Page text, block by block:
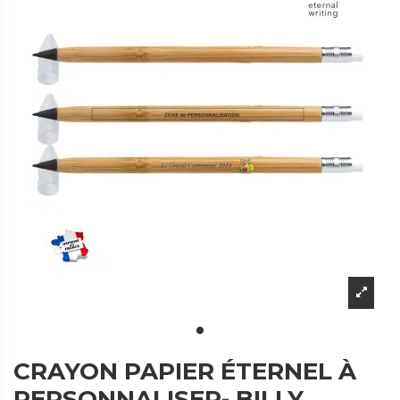
CRAYON PAPIER ÉTERNEL À